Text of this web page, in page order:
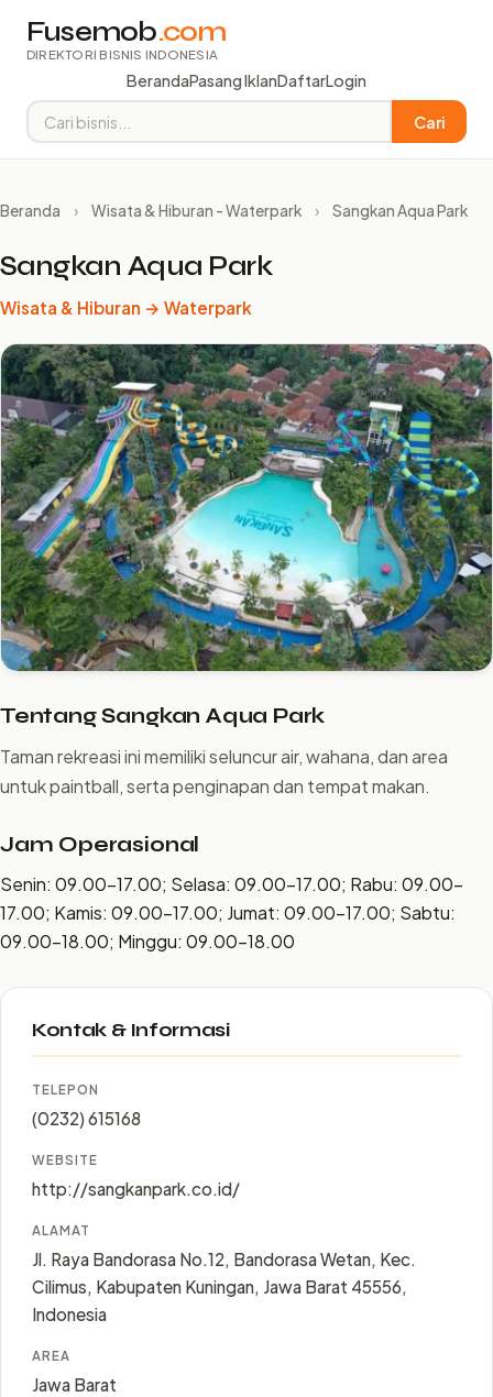
Fusemob.com
DIREKTORI BISNIS INDONESIA
BerandaPasang IklanDaftarLogin
Cari
Beranda › Wisata & Hiburan - Waterpark › Sangkan Aqua Park
Sangkan Aqua Park
Wisata & Hiburan → Waterpark
Tentang Sangkan Aqua Park
Taman rekreasi ini memiliki seluncur air, wahana, dan area
untuk paintball, serta penginapan dan tempat makan.
Jam Operasional
Senin: 09.00–17.00; Selasa: 09.00–17.00; Rabu: 09.00–
17.00; Kamis: 09.00–17.00; Jumat: 09.00–17.00; Sabtu:
09.00–18.00; Minggu: 09.00–18.00
Kontak & Informasi
TELEPON
(0232) 615168
WEBSITE
http://sangkanpark.co.id/
ALAMAT
Jl. Raya Bandorasa No.12, Bandorasa Wetan, Kec.
Cilimus, Kabupaten Kuningan, Jawa Barat 45556,
Indonesia
AREA
Jawa Barat